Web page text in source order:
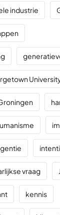
industrie
vraag
kennis